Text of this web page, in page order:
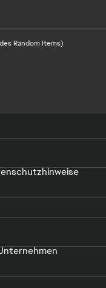
Random Items)